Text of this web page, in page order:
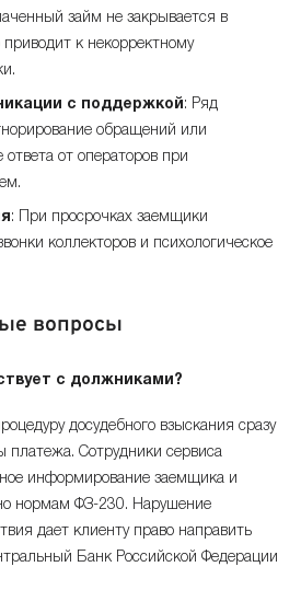
займ не закрывается в
к некорректному
с поддержкой: Ряд
обращений или
от операторов при
: При просрочках заемщики
коллекторов и психологическое
вопросы
с должниками?
досудебного взыскания сразу
платежа. Сотрудники сервиса
информирование заемщика и
нормам ФЗ-230. Нарушение
дает клиенту право направить
Банк Российской Федерации